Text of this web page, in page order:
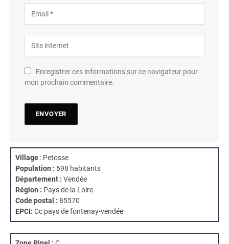
Enregistrer ces informations sur ce navigateur pour
mon prochain commentaire.
Village : Petosse
Population : 698 habitants
Département : Vendée
Région : Pays de la Loire
Code postal : 85570
EPCI: Cc pays de fontenay-vendée